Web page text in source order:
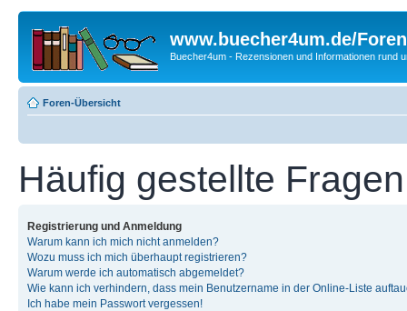
www.buecher4um.de/Foren
Buecher4um - Rezensionen und Informationen rund
Foren-Übersicht
Häufig gestellte Fragen
Registrierung und Anmeldung
Warum kann ich mich nicht anmelden?
Wozu muss ich mich überhaupt registrieren?
Warum werde ich automatisch abgemeldet?
Wie kann ich verhindern, dass mein Benutzername in der Online-Liste
Ich habe mein Passwort vergessen!